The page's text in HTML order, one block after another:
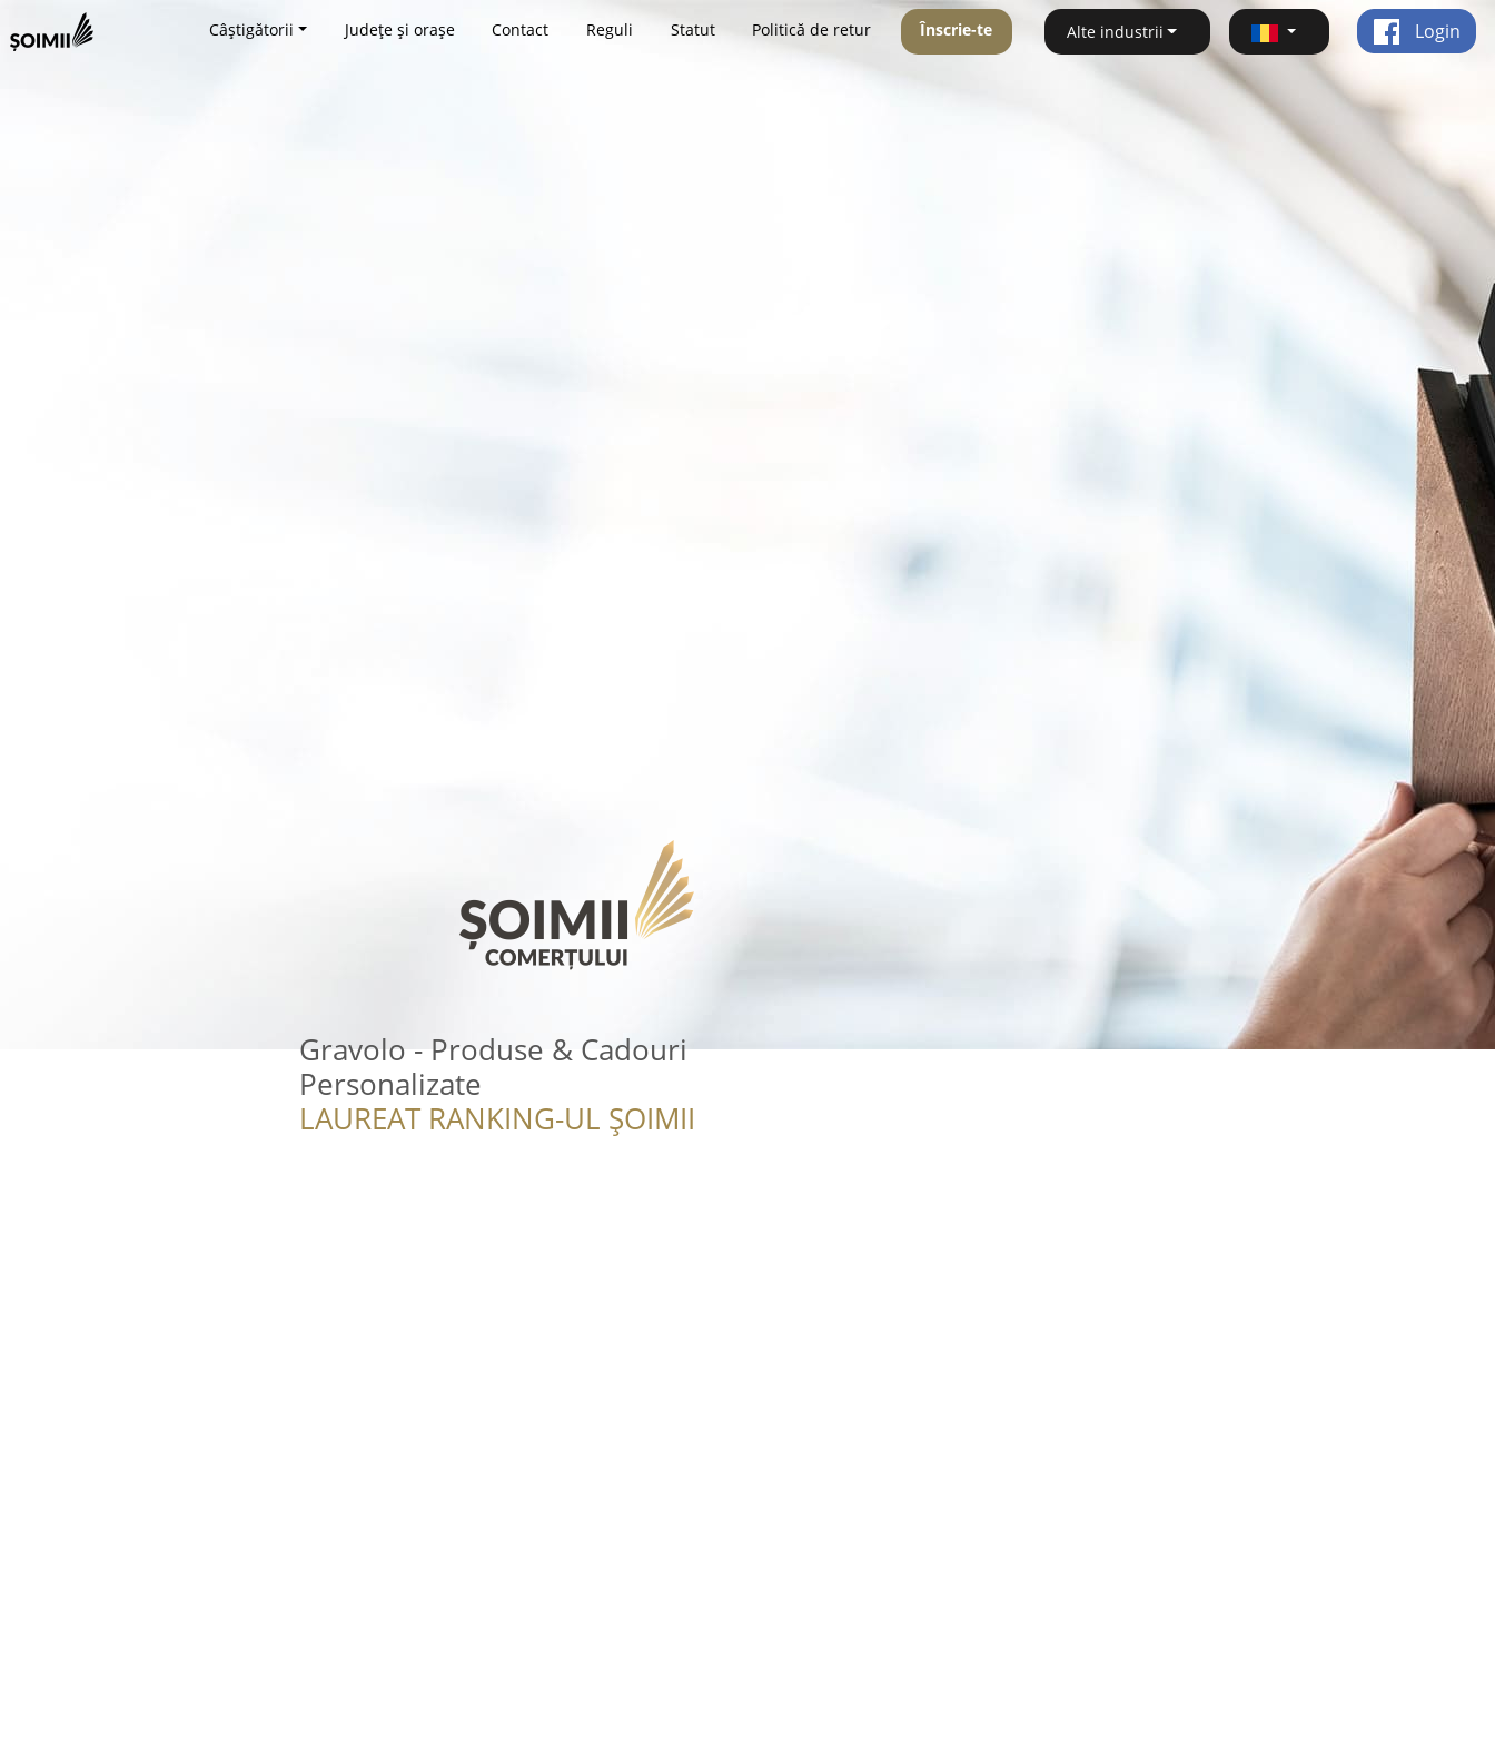
Câștigătorii Județe și orașe Contact Reguli Statut Politică de retur Înscrie-te Alte industrii Login
Gravolo - Produse & Cadouri
Personalizate
LAUREAT RANKING-UL ȘOIMII